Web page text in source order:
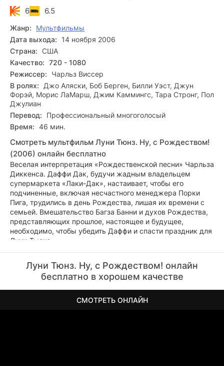
6 6.5
Жанр:
Мультфильмы
Дата выхода:
14 ноября 2006
Страна: США
Качество: 720 - 1080
Режиссер:
Чарльз Виссер
В ролях:
Джо Аляски, Боб Берген, Билли Уэст, Джун
Форэй, Морис ЛаМарш, Джим Каммингс, Тара Стронг, Пол
Джулиан
Перевод:
Профессиональный многоголосый
Время: 46 мин.
Смотреть мультфильм Луни Тюнз. Ну, с Рождеством!
(2006) онлайн бесплатно
Веселая интерпретация «Рождественской песни» Чарльза
Диккенса. Даффи Дак, будучи жадным владельцем
супермаркета «Лаки-Дак», настаивает, чтобы его
подчиненные, включая несчастного менеджера Порки
Пига, трудились в день Рождества, лишая их времени с
семьей. Вмешательство Багза Банни и духов Рождества,
представляющих прошлое, настоящее и будущее,
необходимо, чтобы убедить Даффи и спасти праздник для
Луни-Тьюнз.
Луни Тюнз. Ну, с Рождеством! онлайн
бесплатно в хорошем качестве
СМОТРЕТЬ ОНЛАЙН